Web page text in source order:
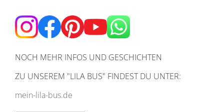
NOCH MEHR INFOS UND GESCHICHTEN
ZU UNSEREM "LILA BUS" FINDEST DU UNTER:
mein-lila-bus.de